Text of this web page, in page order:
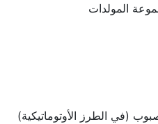
المولدات
(في الطرز الأوتوماتيكية)